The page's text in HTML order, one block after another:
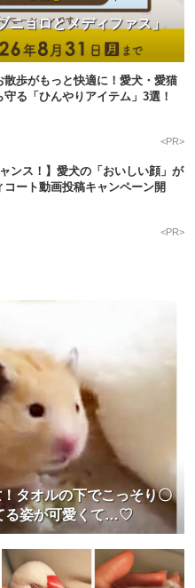
ニョロとメディファス」
散歩がもっと快適に！愛犬・愛猫
る「ひんやりアイテム」3選！
<PR>
ャンス！】愛犬の「おいしい顔」が
コート動画投稿キャンペーン開
<PR>
タオルの下でこっそり〇
る姿が可愛くて…♡